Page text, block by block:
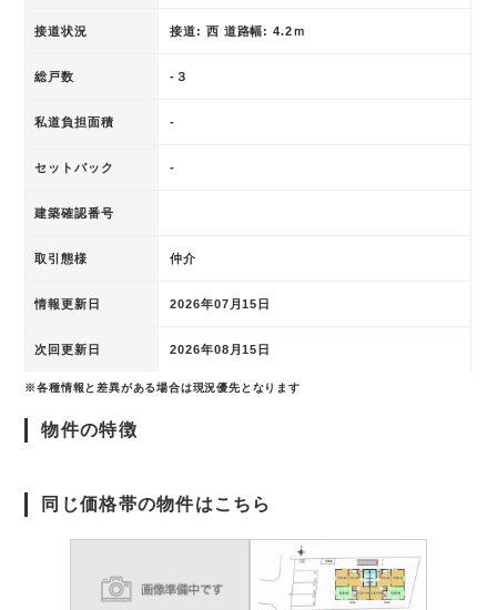
接道状況 接道: 西 道路幅: 4.2ｍ
総戸数 -３
私道負担面積 -
セットバック -
建築確認番号
取引態様 仲介
情報更新日 2026年07月15日
次回更新日 2026年08月15日
※各種情報と差異がある場合は現況優先となります
物件の特徴
同じ価格帯の物件はこちら